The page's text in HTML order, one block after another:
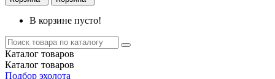
В корзине пусто!
Каталог товаров
Каталог товаров
Подбор эхолота